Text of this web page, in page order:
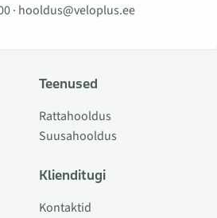
· hooldus@veloplus.ee
Teenused
Rattahooldus
Suusahooldus
Klienditugi
Kontaktid